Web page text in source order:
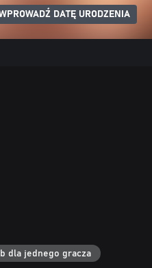
DATĘ URODZENIA
dla jednego gracza